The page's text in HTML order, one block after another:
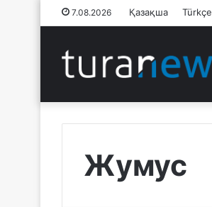
7.08.2026 Қазақша Türkçe
Жумус